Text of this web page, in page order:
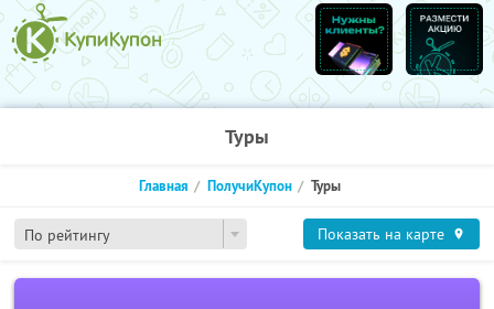
Туры
По рейтингу
Главная ПолучиКупон Туры
Показать на карте